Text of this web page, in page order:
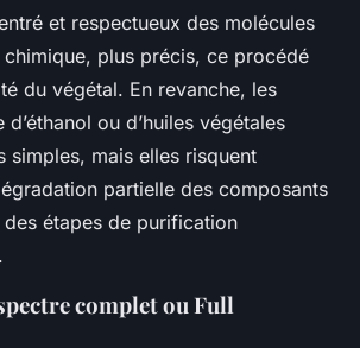
et respectueux des molécules
chimique, plus précis, ce procédé
du végétal. En revanche, les
ou d’huiles végétales
simples, mais elles risquent
partielle des composants
étapes de purification
complet ou Full